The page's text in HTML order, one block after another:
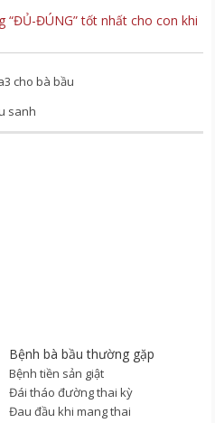
ĐÚNG” tốt nhất cho con khi
cho bà bầu
sanh
Bệnh bà bầu thường gặp
Bệnh tiền sản giật
Đái tháo đường thai kỳ
Đau đầu khi mang thai